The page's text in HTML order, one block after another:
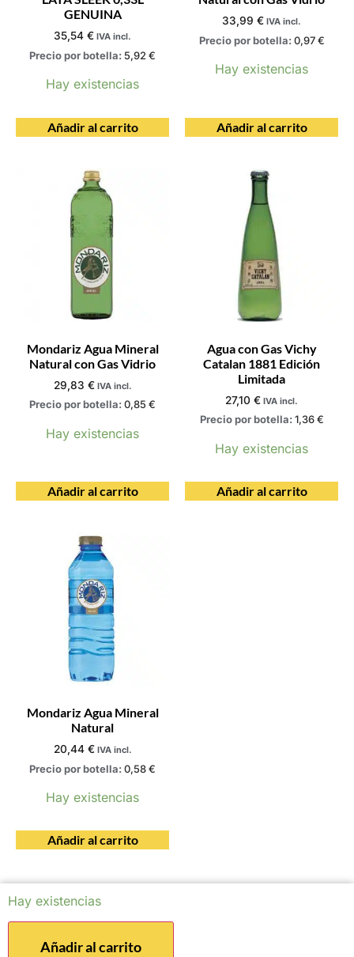
GENUINA
35,54 € IVA incl.
Precio por botella: 5,92 €
Hay existencias
Añadir al carrito
33,99 € IVA incl.
Precio por botella: 0,97€
Hay existencias
Añadir al carrito
Mondariz Agua Mineral
Natural con Gas Vidrio
29,83 € IVA incl.
Precio por botella: 0,85 €
Hay existencias
Añadir al carrito
Agua con Gas Vichy
Catalan 1881 Edición
Limitada
27,10 € IVA incl.
Precio por botella: 1,36€
Hay existencias
Añadir al carrito
Mondariz Agua Mineral
Natural
20,44 € IVA incl.
Precio por botella: 0,58€
Hay existencias
Añadir al carrito
Hay existencias
Añadir al carrito